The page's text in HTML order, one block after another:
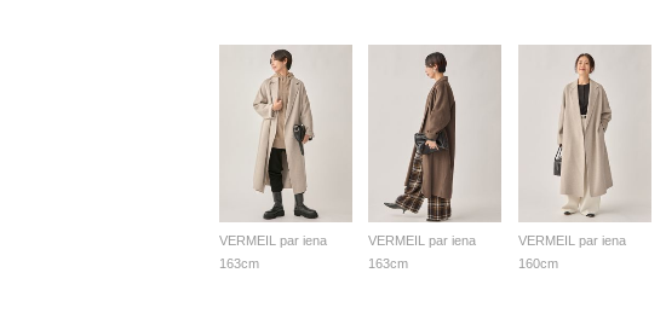
VERMEIL par iena
163cm
VERMEIL par iena
163cm
VERMEIL par iena
160cm